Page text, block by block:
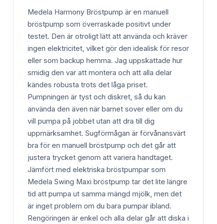
Medela Harmony Bröstpump är en manuell
bröstpump som överraskade positivt under
testet. Den är otroligt lätt att använda och kräver
ingen elektricitet, vilket gör den idealisk för resor
eller som backup hemma. Jag uppskattade hur
smidig den var att montera och att alla delar
kändes robusta trots det låga priset.
Pumpningen är tyst och diskret, så du kan
använda den även när barnet sover eller om du
vill pumpa på jobbet utan att dra till dig
uppmärksamhet. Sugförmågan är förvånansvärt
bra för en manuell bröstpump och det går att
justera trycket genom att variera handtaget.
Jämfört med elektriska bröstpumpar som
Medela Swing Maxi bröstpump tar det lite längre
tid att pumpa ut samma mängd mjölk, men det
är inget problem om du bara pumpar ibland.
Rengöringen är enkel och alla delar går att diska i